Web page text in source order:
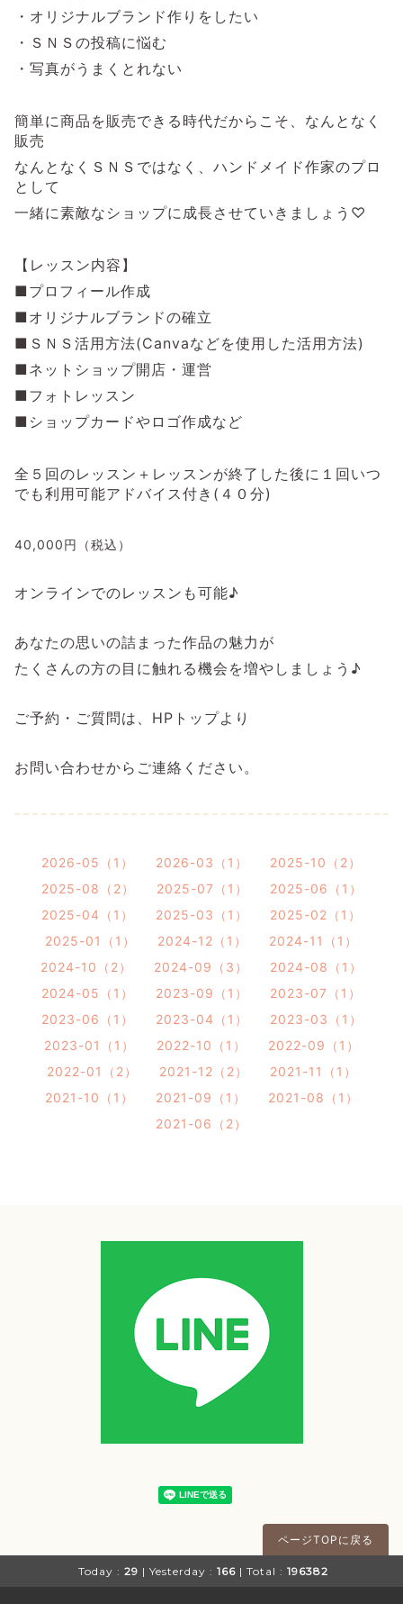
・オリジナルブランド作りをしたい
・ＳＮＳの投稿に悩む
・写真がうまくとれない
簡単に商品を販売できる時代だからこそ、なんとなく
販売
なんとなくＳＮＳではなく、ハンドメイド作家のプロ
として
一緒に素敵なショップに成長させていきましょう♡
【レッスン内容】
■プロフィール作成
■オリジナルブランドの確立
■ＳＮＳ活用方法(Canvaなどを使用した活用方法)
■ネットショップ開店・運営
■フォトレッスン
■ショップカードやロゴ作成など
全５回のレッスン＋レッスンが終了した後に１回いつ
でも利用可能アドバイス付き(４０分)
40,000円（税込）
オンラインでのレッスンも可能♪
あなたの思いの詰まった作品の魅力が
たくさんの方の目に触れる機会を増やしましょう♪
ご予約・ご質問は、HPトップより
お問い合わせからご連絡ください。
2026-05（1） 2026-03（1）
2025-10（2）
2025-08（2）
2025-07（1）
2025-06（1）
2025-04（1）
2025-03（1）
2025-02（1）
2025-01（1）
2024-12（1）
2024-11（1）
2024-10（2）
2024-09（3）
2024-08（1）
2024-05（1）
2023-09（1）
2023-07（1）
2023-06（1）
2023-04（1）
2023-03（1）
2023-01（1）
2022-10（1）
2022-09（1）
2022-01（2）
2021-12（2）
2021-11（1）
2021-10（1）
2021-09（1）
2021-08（1）
2021-06（2）
ページTOPに戻る
Today : 29 | Yesterday : 166 | Total : 196382